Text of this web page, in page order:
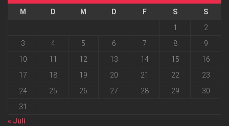
M D M D F S
S
1
2
3
4 5 6 7 8
9
10
11 12 13 14 15
16
17
18 19 20 21 22
23
24
25 26 27 28 29
30
31
« Juli